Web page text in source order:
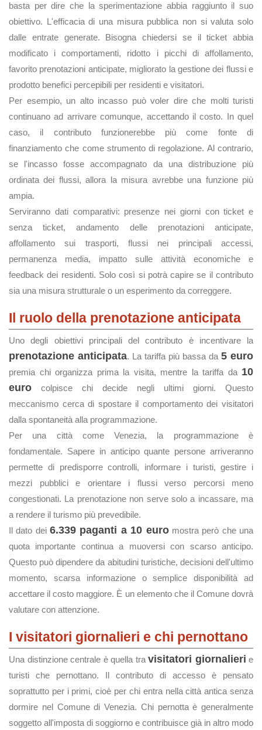
basta per dire che la sperimentazione abbia raggiunto il suo
obiettivo. L'efficacia di una misura pubblica non si valuta solo
dalle entrate generate. Bisogna chiedersi se il ticket abbia
modificato i comportamenti, ridotto i picchi di affollamento,
favorito prenotazioni anticipate, migliorato la gestione dei flussi e
prodotto benefici percepibili per residenti e visitatori.
Per esempio, un alto incasso può voler dire che molti turisti
continuano ad arrivare comunque, accettando il costo. In quel
caso, il contributo funzionerebbe più come fonte di
finanziamento che come strumento di regolazione. Al contrario,
se l'incasso fosse accompagnato da una distribuzione più
ordinata dei flussi, allora la misura avrebbe una funzione più
ampia.
Serviranno dati comparativi: presenze nei giorni con ticket e
senza ticket, andamento delle prenotazioni anticipate,
affollamento sui trasporti, flussi nei principali accessi,
permanenza media, impatto sulle attività economiche e
feedback dei residenti. Solo così si potrà capire se il contributo
sia una misura strutturale o un esperimento da correggere.
Il ruolo della prenotazione anticipata
Uno degli obiettivi principali del contributo è incentivare la
prenotazione anticipata. La tariffa più bassa da 5 euro
premia chi organizza prima la visita, mentre la tariffa da 10
euro colpisce chi decide negli ultimi giorni. Questo
meccanismo cerca di spostare il comportamento dei visitatori
dalla spontaneità alla programmazione.
Per una città come Venezia, la programmazione è
fondamentale. Sapere in anticipo quante persone arriveranno
permette di predisporre controlli, informare i turisti, gestire i
mezzi pubblici e orientare i flussi verso percorsi meno
congestionati. La prenotazione non serve solo a incassare, ma
a rendere il turismo più prevedibile.
Il dato dei6.339 paganti a 10 euromostra però che una
quota importante continua a muoversi con scarso anticipo.
Questo può dipendere da abitudini turistiche, decisioni dell'ultimo
momento, scarsa informazione o semplice disponibilità ad
accettare il costo maggiore. È un elemento che il Comune dovrà
valutare con attenzione.
I visitatori giornalieri e chi pernottano
Una distinzione centrale è quella tra visitatori giornalieri e
turisti che pernottano. Il contributo di accesso è pensato
soprattutto per i primi, cioè per chi entra nella città antica senza
dormire nel Comune di Venezia. Chi pernotta è generalmente
soggetto all'imposta di soggiorno e contribuisce già in altro modo